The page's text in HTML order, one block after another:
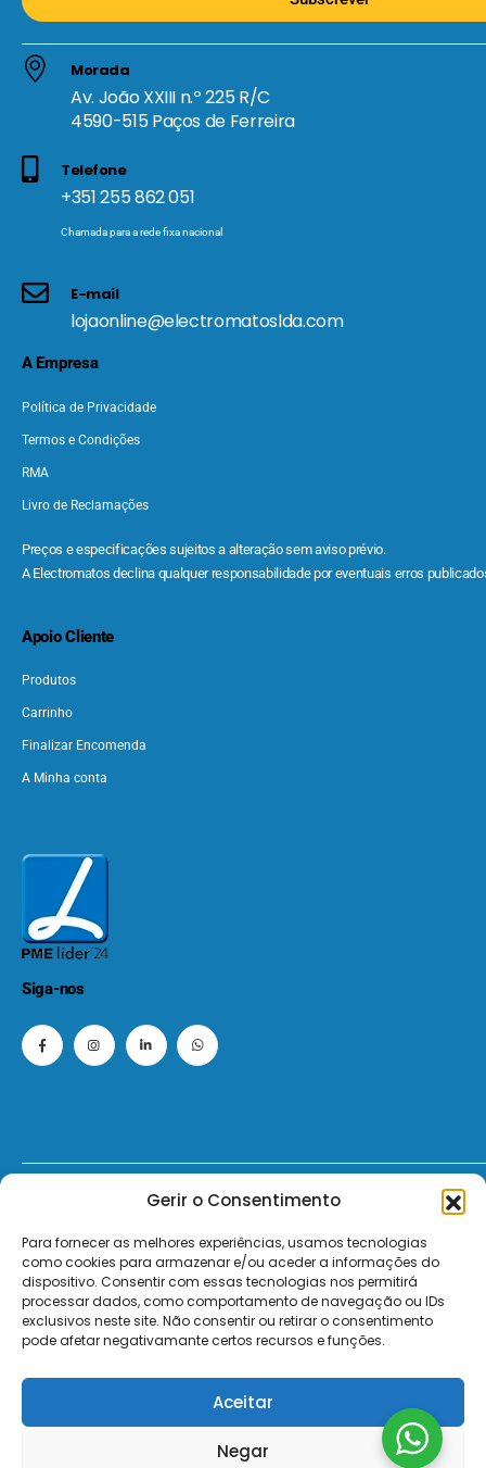
Gerir o Consentimento
Para fornecer as melhores experiências, usamos tecnologias
como cookies para armazenar e/ou aceder a informações do
dispositivo. Consentir com essas tecnologias nos permitirá
processar dados, como comportamento de navegação ou IDs
exclusivos neste site. Não consentir ou retirar o consentimento
pode afetar negativamante certos recursos e funções.
Aceitar
Negar
Morada
Av. João XXIII n.º 225 R/C
4590-515 Paços de Ferreira
Telefone
+351 255 862 051
Chamada para a rede fixa nacional
E-mail
lojaonline@electromatoslda.com
A Empresa
Política de Privacidade
Termos e Condições
RMA
Livro de Reclamações
Preços e especificações sujeitos a alteração sem aviso prévio.
A Electromatos declina qualquer responsabilidade por eventuais erros
Apoio Cliente
Produtos
Carrinho
Finalizar Encomenda
A Minha conta
Siga-nos
© 2026 - ElectroMatos - Todos os direitos reservados.
Site by VC.
Pagamentos Seguros MB | MB WAY | Transferência Bancária | Payshop | Visa | Mastercard | Visa